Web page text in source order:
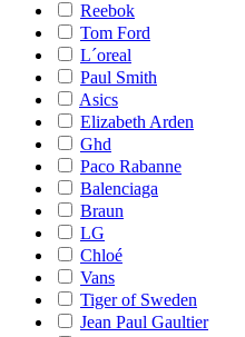
Reebok
Tom Ford
L´oreal
Paul Smith
Asics
Elizabeth Arden
Ghd
Paco Rabanne
Balenciaga
Braun
LG
Chloé
Vans
Tiger of Sweden
Jean Paul Gaultier